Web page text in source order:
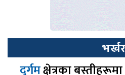
भर्खर
दुर्गमक्षेत्रका